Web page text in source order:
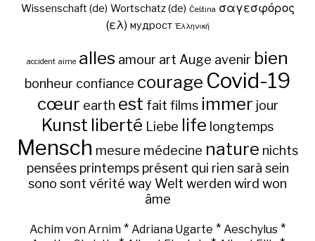
Wissenschaft (de) Wortschatz (de) Čeština σαγεσφόρος
(ελ) мудрост Ἑλληνική
accident aime alles amour art Auge avenir bien
bonheur confiance courage Covid-19
cœur earth est fait films immer jour
Kunst liberté Liebe life longtemps
Mensch mesure médecine nature nichts
pensées printemps présent qui rien sarà sein
sono sont vérité way Welt werden wird won
âme
Achim von Arnim * Adriana Ugarte * Aeschylus *